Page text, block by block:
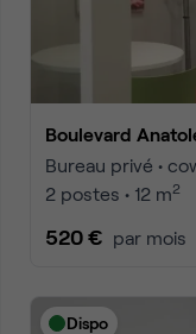
Boulevard
Bureau privé •
2 postes • 12 m2
520 € par mois
Dispo